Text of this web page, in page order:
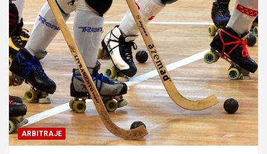
ARBITRAJE